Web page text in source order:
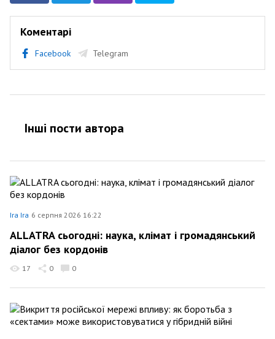
Коментарі
Facebook Telegram
Інші пости автора
Ira Ira 6 серпня 2026 16:22
ALLATRA сьогодні: наука, клімат і громадянський
діалог без кордонів
17 0 0